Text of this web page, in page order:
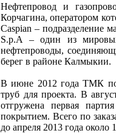
Нефтепровод и
Корчагина, оператором
Caspian – подразделение
S.p.A – один из
нефтепроводы,
берег в районе Калмыкии.
В июне 2012 года ТМК
труб для проекта. В
отгружена первая
покрытием. Всего по
до апреля 2013 года